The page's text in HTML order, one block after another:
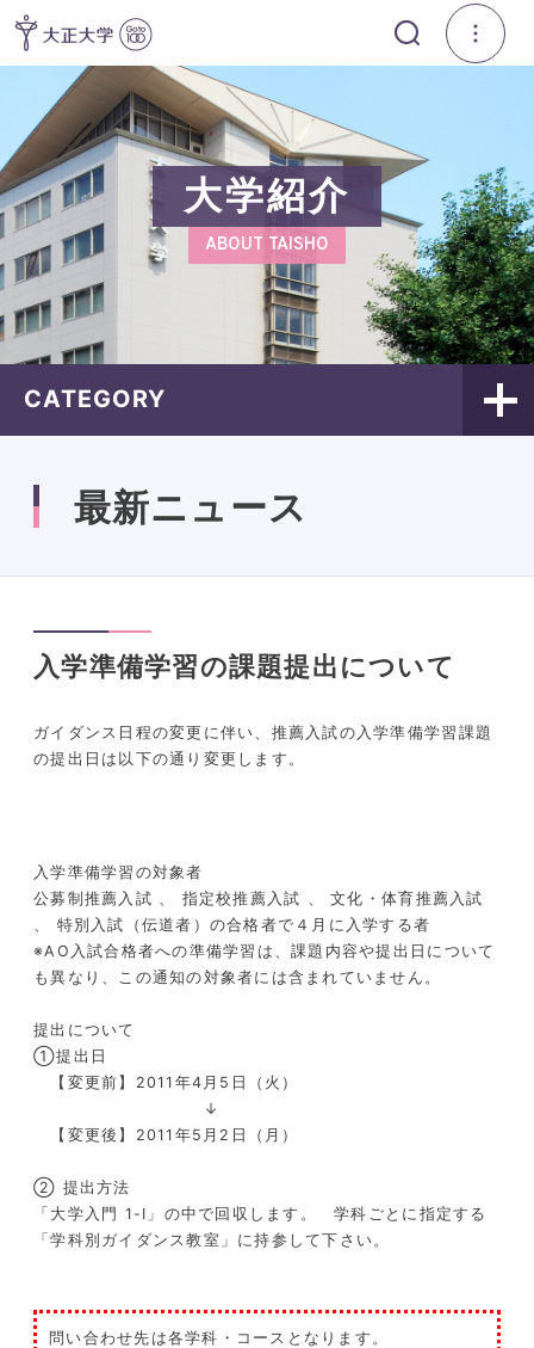
大学紹介
ABOUT TAISHO
CATEGORY
最新ニュース
入学準備学習の課題提出について
ガイダンス日程の変更に伴い、推薦入試の入学準備学習課題
の提出日は以下の通り変更します。
入学準備学習の対象者
公募制推薦入試 、 指定校推薦入試 、 文化・体育推薦入試
、 特別入試（伝道者）の合格者で４月に入学する者
※AO入試合格者への準備学習は、課題内容や提出日について
も異なり、この通知の対象者には含まれていません。
提出について
①提出日
【変更前】2011年4月5日（火）
↓
【変更後】2011年5月2日（月）
② 提出方法
「大学入門 1-Ⅰ」の中で回収します。 学科ごとに指定する
「学科別ガイダンス教室」に持参して下さい。
問い合わせ先は各学科・コースとなります。